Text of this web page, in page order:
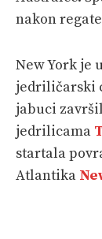
nakon
New York je
jedriličarski
jabuci
jedrilicama
startala
Atlantika